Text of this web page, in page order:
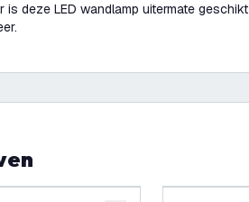
is deze LED wandlamp uitermate